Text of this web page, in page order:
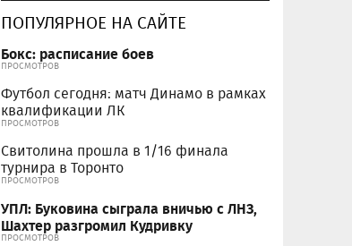
ПОПУЛЯРНОЕ НА САЙТЕ
Бокс: расписание боев
ПРОСМОТРОВ
Футбол сегодня: матч Динамо в рамках
квалификации ЛК
ПРОСМОТРОВ
Свитолина прошла в 1/16 финала
турнира в Торонто
ПРОСМОТРОВ
УПЛ: Буковина сыграла вничью с ЛНЗ,
Шахтер разгромил Кудривку
ПРОСМОТРОВ